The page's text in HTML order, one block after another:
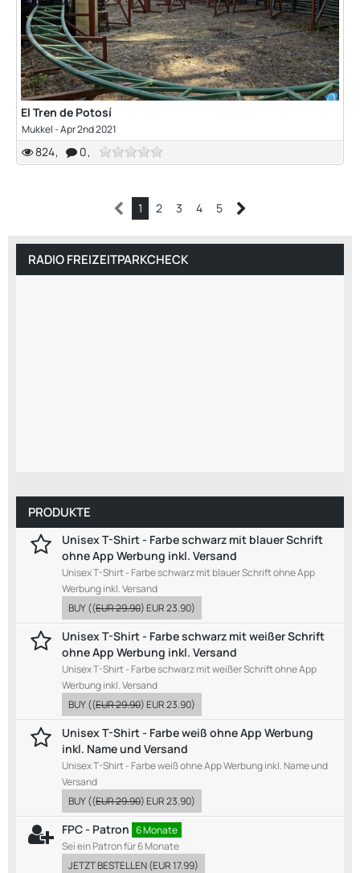
El Tren de Potosí
Mukkel-Apr 2nd 2021
824 0
1 2 3 4 5
RADIO FREIZEITPARKCHECK
PRODUKTE
Unisex T-Shirt - Farbe schwarz mit blauer Schrift
ohne App Werbung inkl. Versand
Unisex T-Shirt - Farbe schwarz mit blauer Schrift ohne App
Werbung inkl. Versand
BUY((EUR 29.90)EUR 23.90)
Unisex T-Shirt - Farbe schwarz mit weißer Schrift
ohne App Werbung inkl. Versand
Unisex T-Shirt - Farbe schwarz mit weißer Schrift ohne App
Werbung inkl. Versand
BUY((EUR 29.90)EUR 23.90)
Unisex T-Shirt - Farbe weiß ohne App Werbung
inkl. Name und Versand
Unisex T-Shirt - Farbe weiß ohne App Werbung inkl. Name und
Versand
BUY((EUR 29.90)EUR 23.90)
FPC - Patron 6 Monate
Sei ein Patron für 6 Monate
JETZT BESTELLEN(EUR 17.99)